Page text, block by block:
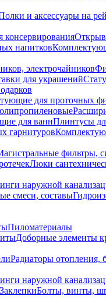
и аксессуары на
консервирования
напитков
электрочайников
для украшений
для проточных
для ваннПлинтусы
гарнитуров
фильтры,
Люки
наружной
смеси, составы
Пиломатериалы
Доборные элементы
Радиаторы отопления,
наружной
ЗаклепкиБолты, винты,